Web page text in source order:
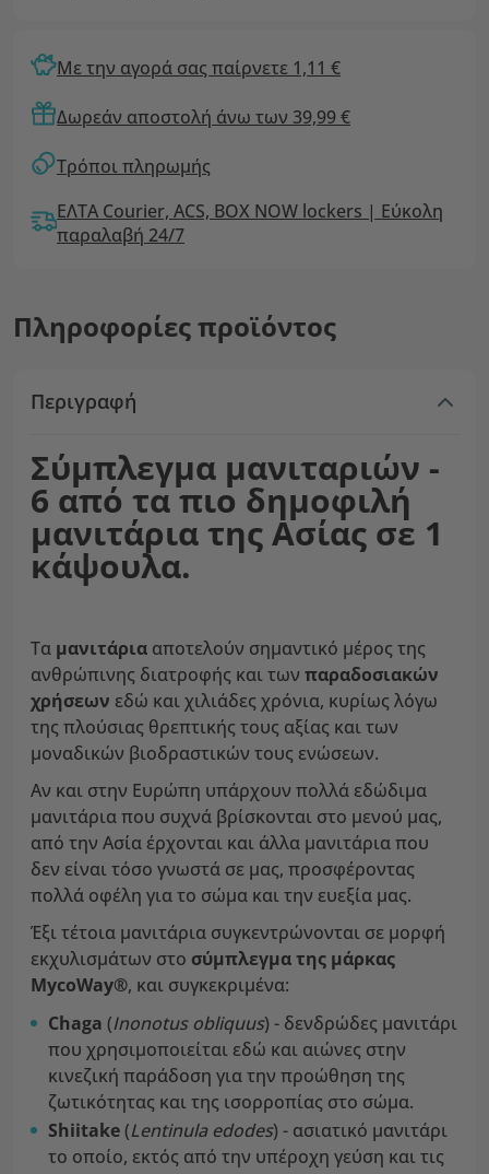
Με την αγορά σας παίρνετε 1,11 €
Δωρεάν αποστολή άνω των 39,99 €
Τρόποι πληρωμής
ΕΛΤΑ Courier, ACS, BOX NOW lockers | Εύκολη
παραλαβή 24/7
Πληροφορίες προϊόντος
Περιγραφή
Σύμπλεγμα μανιταριών -
6 από τα πιο δημοφιλή
μανιτάρια της Ασίας σε 1
κάψουλα.
Τα μανιτάρια αποτελούν σημαντικό μέρος της
ανθρώπινης διατροφής και των παραδοσιακών
χρήσεων εδώ και χιλιάδες χρόνια, κυρίως λόγω
της πλούσιας θρεπτικής τους αξίας και των
μοναδικών βιοδραστικών τους ενώσεων.
Αν και στην Ευρώπη υπάρχουν πολλά εδώδιμα
μανιτάρια που συχνά βρίσκονται στο μενού μας,
από την Ασία έρχονται και άλλα μανιτάρια που
δεν είναι τόσο γνωστά σε μας, προσφέροντας
πολλά οφέλη για το σώμα και την ευεξία μας.
Έξι τέτοια μανιτάρια συγκεντρώνονται σε μορφή
εκχυλισμάτων στο σύμπλεγμα της μάρκας
MycoWay®, και συγκεκριμένα:
Chaga (Inonotus obliquus) - δενδρώδες μανιτάρι
που χρησιμοποιείται εδώ και αιώνες στην
κινεζική παράδοση για την προώθηση της
ζωτικότητας και της ισορροπίας στο σώμα.
Shiitake(Lentinula edodes) - ασιατικό μανιτάρι
το οποίο, εκτός από την υπέροχη γεύση και τις